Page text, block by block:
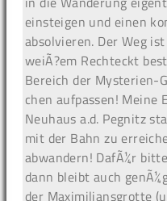
einsteigen und einen
absolvieren. Der Weg
weiÃ?em Rechteckt
Bereich der Mysterien-
chen aufpassen! Meine
Neuhaus a.d. Pegnitz
mit der Bahn zu
abwandern! DafÃ¼r
dann bleibt auch
der Maximiliansgrotte